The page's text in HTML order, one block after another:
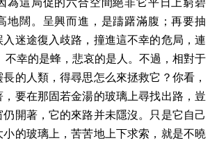
為這局促的六合空間絕非它平日上窮碧
地闊。呈興而進，是躊躇滿腹；再要抽
迷途復入歧路，撞進這不幸的危局，連
不幸的是蜂，悲哀的是人。不過，相對于
的人類，得尋思怎么來拯救它？你看，
要在那固若金湯的玻璃上尋找出路，豈
開著，它的來路并未隱沒。只是它自己
小的玻璃上，苦苦地上下求索，就是不曉